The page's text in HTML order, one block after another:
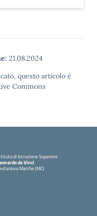
21.08.2024
questo articolo è
Commons
di Istruzione Superiore
da Vinci
Marche (MC)